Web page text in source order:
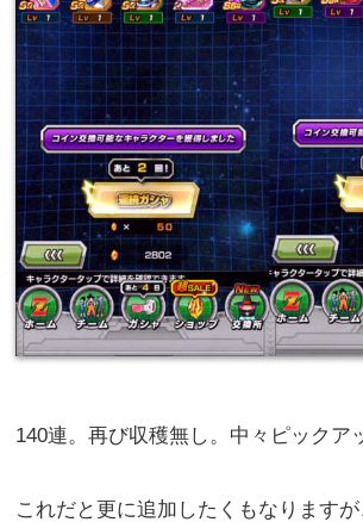
140連。再び収穫無し。中々ピックア
これだと更に追加したくもなります